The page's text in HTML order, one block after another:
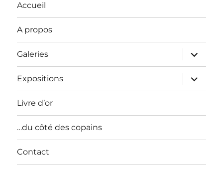
Accueil
A propos
Galeries
ouvrir
le
sous-
menu
Expositions
ouvrir
le
sous-
Livre d’or
…du côté des copains
Contact